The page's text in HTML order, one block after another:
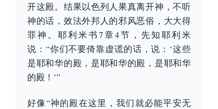
开这殿。结果以色列人果真离开神，不听
神的话，效法外邦人的邪风恶俗，大大得
罪神。耶利米书7章4节，先知耶利米
说：“你们不要倚靠虚谎的话，说：‘这些
是耶和华的殿，是耶和华的殿，是耶和华
的殿！’”
好像“神的殿在这里，我们就必能平安无